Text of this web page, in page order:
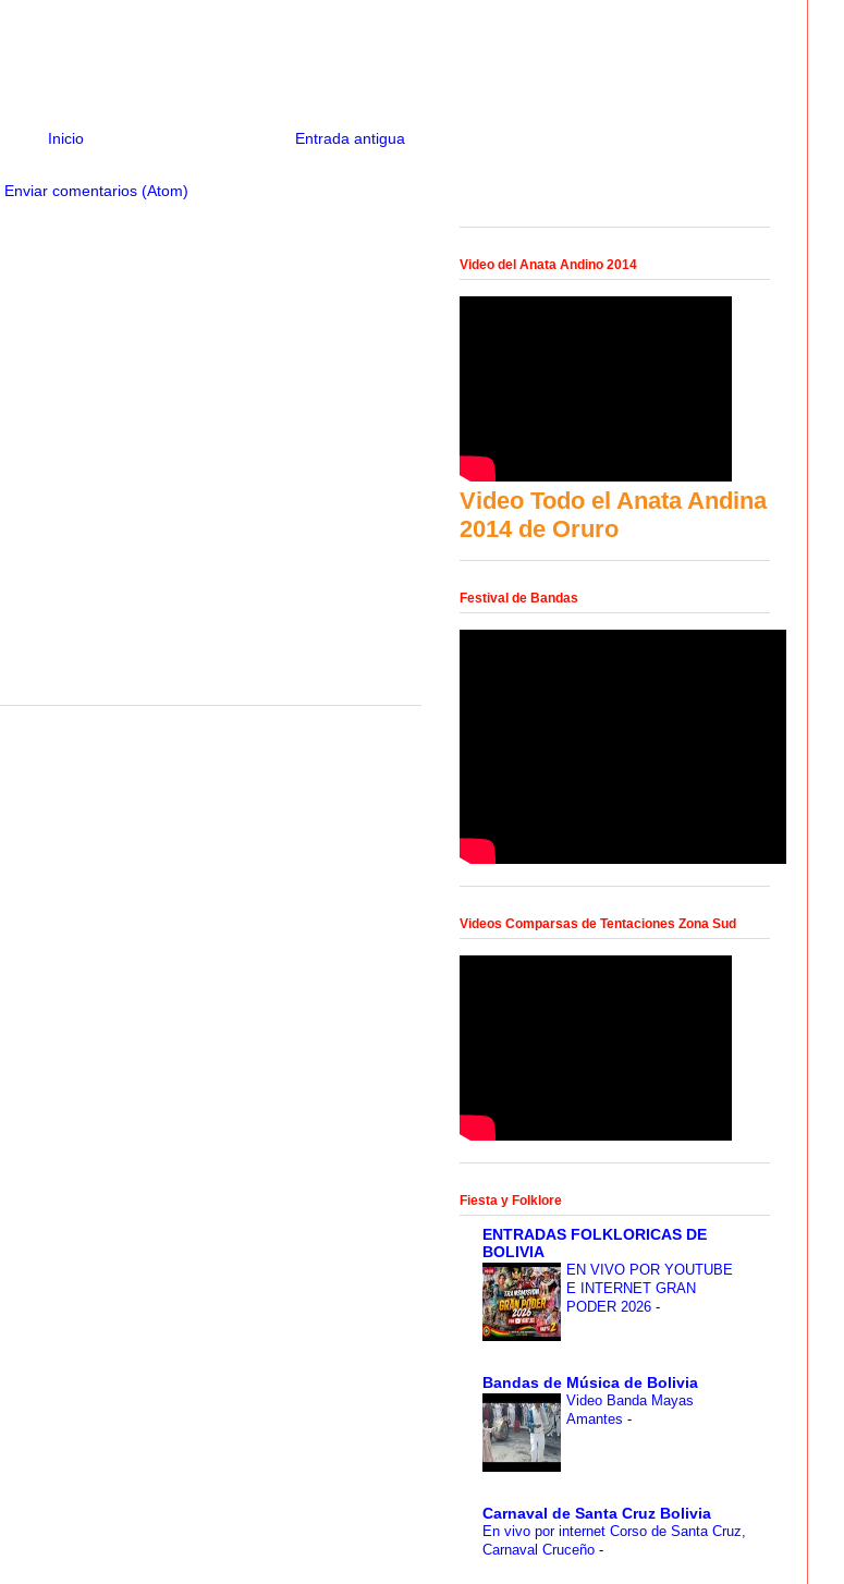
Entrada antigua
Inicio
Enviar comentarios (Atom)
Video del Anata Andino 2014
Video Todo el Anata Andina
2014 de Oruro
Festival de Bandas
Videos Comparsas de Tentaciones Zona Sud
Fiesta y Folklore
ENTRADAS FOLKLORICAS DE
BOLIVIA
EN VIVO POR YOUTUBE
E INTERNET GRAN
PODER 2026 -
Bandas de Música de Bolivia
Video Banda Mayas
Amantes -
Carnaval de Santa Cruz Bolivia
En vivo por internet Corso de Santa Cruz,
Carnaval Cruceño -